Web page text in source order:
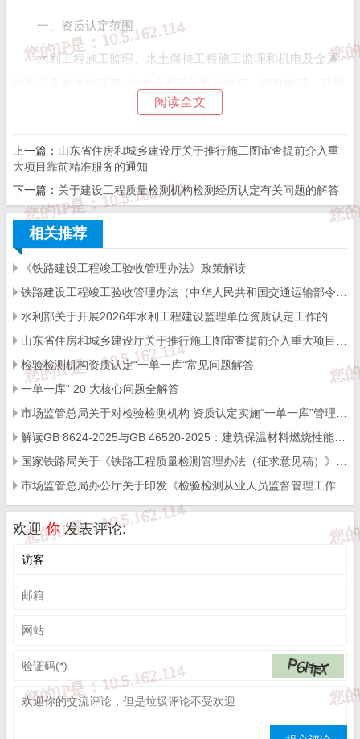
一、资质认定范围
水利工程施工监理、水土保持工程施工监理和机电及金属
（有效期于2027年12月31日之前届满的）。
届满处理和水利工程建设监理单位资质变更申请审核有关事项
的公告》（水利部公告2025年第17号），水利部停止受理和审
批水利工程建设环境保护监理专业资质首次申请、晋升申请、
延续申请。
二、申请材料及有关说明
1.水利工程建设监理单位资质等级申请表（见附件）。
2.企业章程。
3.法定代表人身份证明、技术负责人任命文件。
4.监理工程师、造价工程师人员名单（含姓名、身份证号
码）、职称证书、劳动合同和社会保险凭证。
的建设单位评价意见。
（二）有关说明
为进一步优化政务服务，提升政务服务效能，从有利于行
确要求。
1.第3项材料，“法定代表人身份证明”指法定代表人任免文
件或其他能证明其法定代表人身份的文件；取消收取“技术负责
阅读全文
上一篇： 山东省住房和城乡建设厅关于推行施工图审查提前介入重
大项目靠前精准服务的通知
下一篇： 关于建设工程质量检测机构检测经历认定有关问题的解答
相关推荐
《铁路建设工程竣工验收管理办法》政策解读
检验检测机构资质认定“一单一库”常见问题解答
一单一库” 20 大核心问题全解答
欢迎你发表评论: